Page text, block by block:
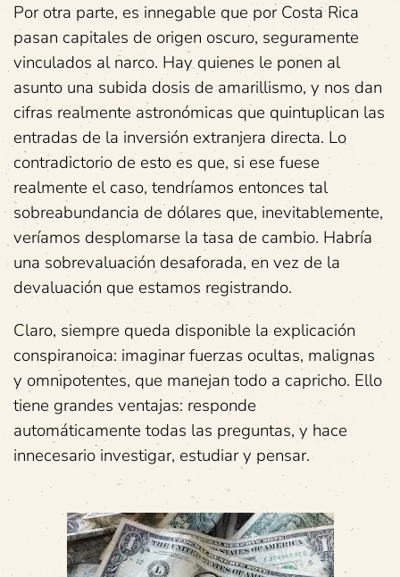
Por otra parte, es innegable que por Costa Rica
pasan capitales de origen oscuro, seguramente
vinculados al narco. Hay quienes le ponen al
asunto una subida dosis de amarillismo, y nos dan
cifras realmente astronómicas que quintuplican las
entradas de la inversión extranjera directa. Lo
contradictorio de esto es que, si ese fuese
realmente el caso, tendríamos entonces tal
sobreabundancia de dólares que, inevitablemente,
veríamos desplomarse la tasa de cambio. Habría
una sobrevaluación desaforada, en vez de la
devaluación que estamos registrando.
Claro, siempre queda disponible la explicación
conspiranoica: imaginar fuerzas ocultas, malignas
y omnipotentes, que manejan todo a capricho. Ello
tiene grandes ventajas: responde
automáticamente todas las preguntas, y hace
innecesario investigar, estudiar y pensar.